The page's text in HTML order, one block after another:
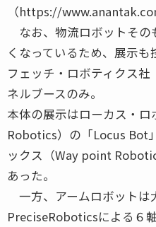
（https://
なお、物流ロボットその
くなっているため、展示も
フェッチ・ロボティクス
ネルブースのみ。
本体の展示はローカス・
Robotics）の「Locus Bot
ックス（Way point
あった。
一方、アームロボットは
PreciseRoboticsによる６